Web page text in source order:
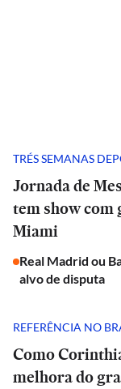
TRÉS SEMANAS
Jornada de
tem show com
Miami
Real Madrid ou
alvo de disputa
REFERÊNCIA NO
Como
melhora do